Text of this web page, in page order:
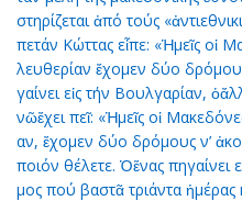
στη­ρί­ζε­ται ἀ­πό τούς
πε­τάν Κώτ­τας εἶ­πε: «Ἡ­μεῖς οἱ
λευ­θε­ρί­αν ἔ­χο­μεν δύ­ο
γαί­νει εἰς τήν Βουλ­γα­ρί­αν,
νῶἔ­χει πεῖ: «Ἡ­μεῖς οἱ
αν, ἔ­χο­μεν δύ­ο δρό­μους ν’
ποι­όν θέ­λε­τε. Ὁἕ­νας πη­γαί­νει
μος πού βα­στᾶ τριά­ντα ἡ­μέ­ρας